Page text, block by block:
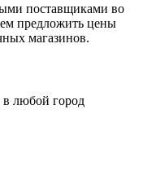
поставщиками во
предложить цены
магазинов.
в любой город